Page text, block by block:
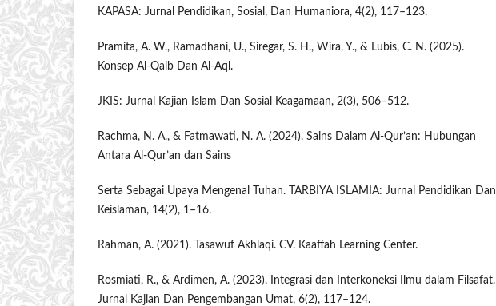
KAPASA: Jurnal Pendidikan, Sosial, Dan Humaniora, 4(2), 117–123.
Pramita, A. W., Ramadhani, U., Siregar, S. H., Wira, Y., & Lubis, C. N. (2025).
Konsep Al-Qalb Dan Al-Aql.
JKIS: Jurnal Kajian Islam Dan Sosial Keagamaan, 2(3), 506–512.
Rachma, N. A., & Fatmawati, N. A. (2024). Sains Dalam Al-Qur’an: Hubungan
Antara Al-Qur’an dan Sains
Serta Sebagai Upaya Mengenal Tuhan. TARBIYA ISLAMIA: Jurnal Pendidikan Dan
Keislaman, 14(2), 1–16.
Rahman, A. (2021). Tasawuf Akhlaqi. CV. Kaaffah Learning Center.
Rosmiati, R., & Ardimen, A. (2023). Integrasi dan Interkoneksi Ilmu dalam Filsafat.
Jurnal Kajian Dan Pengembangan Umat, 6(2), 117–124.